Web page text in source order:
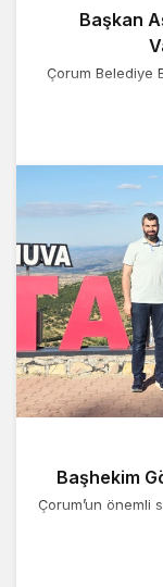
Başkan
Çorum Belediye
Başhekim
Çorum’un önemli